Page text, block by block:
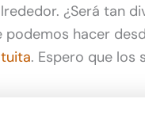
¿Será tan
podemos hacer
. Espero que los